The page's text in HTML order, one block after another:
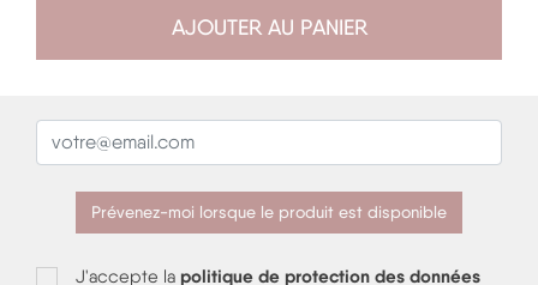
AJOUTER AU PANIER
Prévenez-moi lorsque le produit est disponible
J'accepte la politique de protection des données